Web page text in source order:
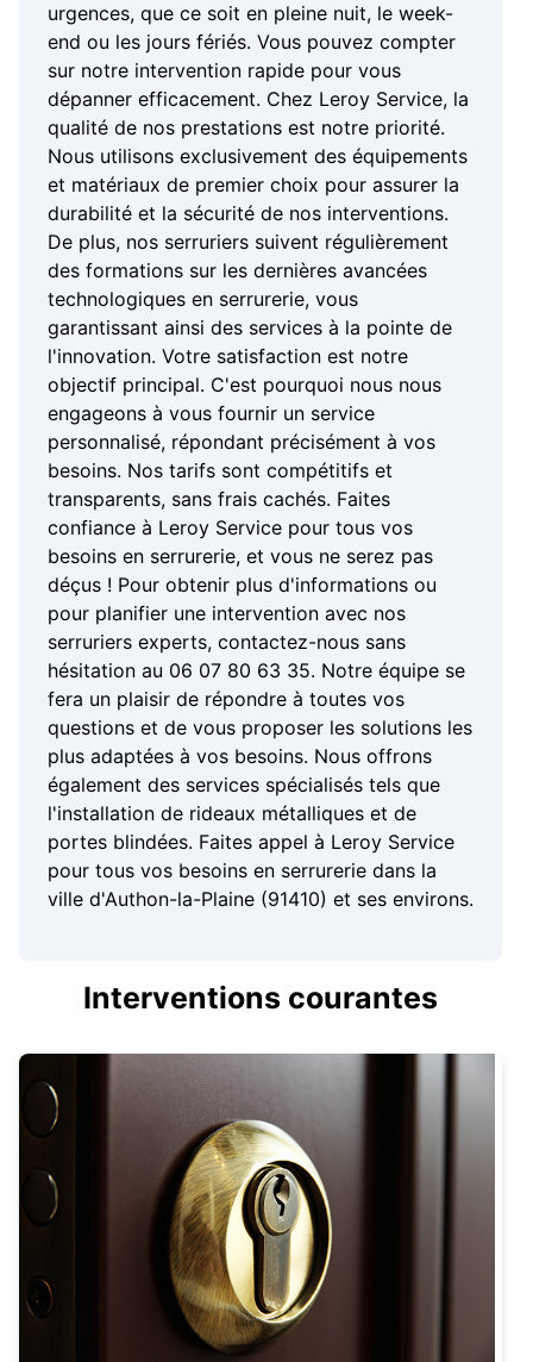
urgences, que ce soit en pleine nuit, le week-
end ou les jours fériés. Vous pouvez compter
sur notre intervention rapide pour vous
dépanner efficacement. Chez Leroy Service, la
qualité de nos prestations est notre priorité.
Nous utilisons exclusivement des équipements
et matériaux de premier choix pour assurer la
durabilité et la sécurité de nos interventions.
De plus, nos serruriers suivent régulièrement
des formations sur les dernières avancées
technologiques en serrurerie, vous
garantissant ainsi des services à la pointe de
l'innovation. Votre satisfaction est notre
objectif principal. C'est pourquoi nous nous
engageons à vous fournir un service
personnalisé, répondant précisément à vos
besoins. Nos tarifs sont compétitifs et
transparents, sans frais cachés. Faites
confiance à Leroy Service pour tous vos
besoins en serrurerie, et vous ne serez pas
déçus ! Pour obtenir plus d'informations ou
pour planifier une intervention avec nos
serruriers experts, contactez-nous sans
hésitation au 06 07 80 63 35. Notre équipe se
fera un plaisir de répondre à toutes vos
questions et de vous proposer les solutions les
plus adaptées à vos besoins. Nous offrons
également des services spécialisés tels que
l'installation de rideaux métalliques et de
portes blindées. Faites appel à Leroy Service
pour tous vos besoins en serrurerie dans la
ville d'Authon-la-Plaine (91410) et ses environs.
Interventions courantes